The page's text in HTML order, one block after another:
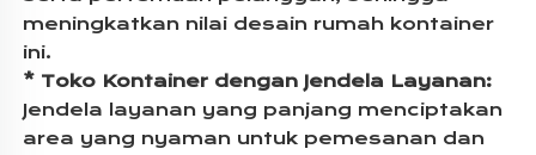
meningkatkan nilai desain rumah kontainer
ini.
Jendela layanan yang panjang menciptakan
area yang nyaman untuk pemesanan dan